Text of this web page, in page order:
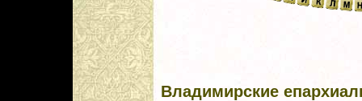
Владимирские